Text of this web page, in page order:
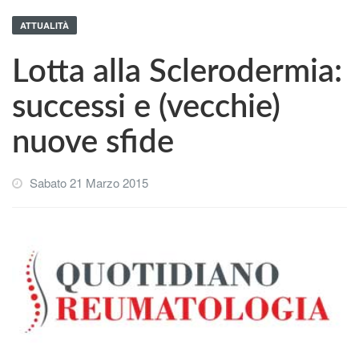
ATTUALITÀ
Lotta alla Sclerodermia:
successi e (vecchie)
nuove sfide
Sabato 21 Marzo 2015